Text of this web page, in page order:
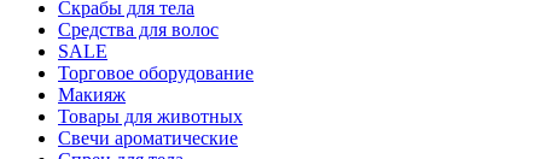
Скрабы для тела
Средства для волос
SALE
Торговое оборудование
Макияж
Товары для животных
Свечи ароматические